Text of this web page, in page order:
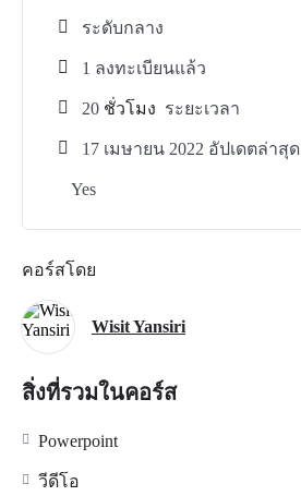
ระดับกลาง
1 ลงทะเบียนแล้ว
20 ชั่วโมง ระยะเวลา
17 เมษายน 2022 อัปเดตล่าสุด
Yes
คอร์สโดย
Wisit Yansiri
สิ่งที่รวมในคอร์ส
Powerpoint
วีดีโอ